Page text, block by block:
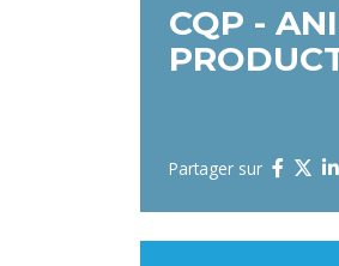
CQP -
Partager sur